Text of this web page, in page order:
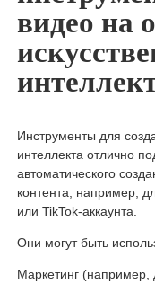
видео на
Инструменты для
интеллекта отлично
автоматического
контента, например,
или TikTok-аккаунта.
Они могут быть
Маркетинг (например,